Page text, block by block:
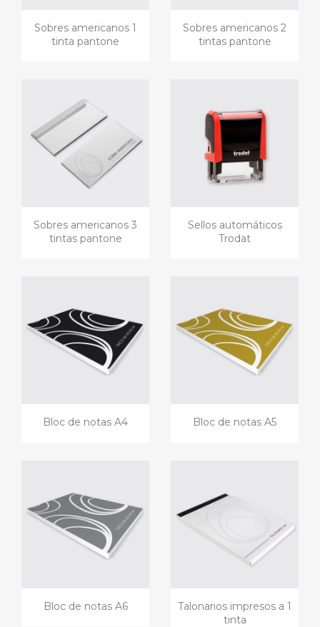
Sobres americanos 1
tinta pantone
Sobres americanos 2
tintas pantone
Sobres americanos 3
tintas pantone
Sellos automáticos
Trodat
Bloc de notas A4 Bloc de notas A5
Bloc de notas A6
Talonarios impresos a 1
tinta